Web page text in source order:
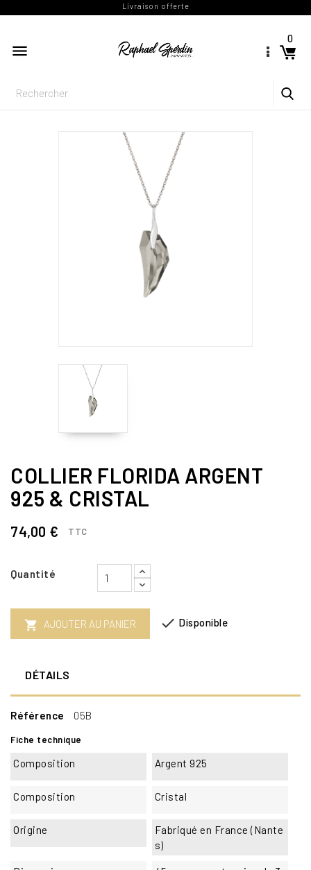

0
Livraison offerte
COLLIER FLORIDA ARGENT
925 & CRISTAL
74,00 € TTC
Quantité
 AJOUTER AU PANIER  Disponible
DÉTAILS
Référence 05B
Fiche technique
Composition Argent 925
Composition Cristal
Origine
Fabriqué en France (Nante
s)